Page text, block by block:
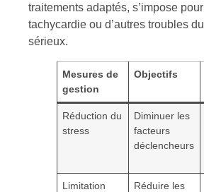
traitements adaptés, s’impose
tachycardie ou d’autres troubles
sérieux.
Mesures de
gestion
Objectifs
Réduction du
stress
Diminuer les
facteurs
déclencheurs
Limitation
Réduire les